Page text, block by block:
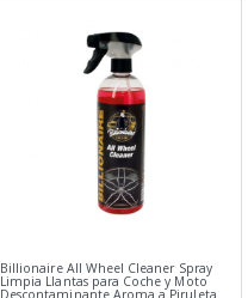
Billionaire All Wheel Cleaner Spray
Limpia Llantas para Coche y Moto
Descontaminante Aroma a Piruleta